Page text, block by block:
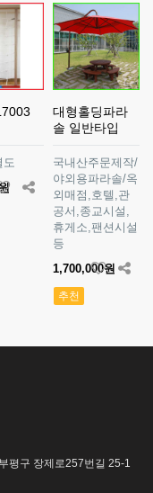
도
대형홀딩파라
솔 일반타입
국내산주문제작/
야외용파라솔/옥
외매점,호텔,관
공서,종교시설,
휴게소,팬션시설
등
1,700,000원
추천
평구 장제로257번길 25-1